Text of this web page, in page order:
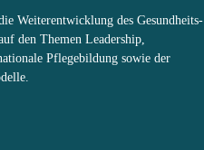
Weiterentwicklung des Gesundheits-
den Themen Leadership,
Pflegebildung sowie der